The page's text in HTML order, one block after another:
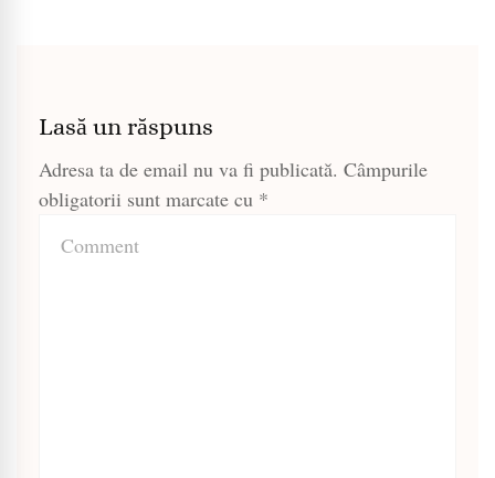
Lasă un răspuns
Adresa ta de email nu va fi publicată. Câmpurile
obligatorii sunt marcate cu *